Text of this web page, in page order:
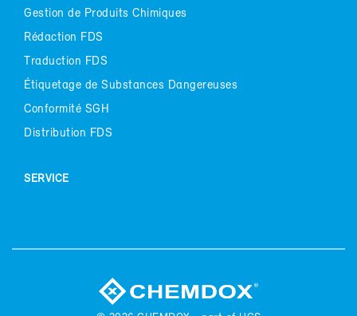
Ges­tion de Pro­duits Chi­miques
Ré­dac­tion FDS
Tra­duc­tion FDS
Éti­que­tage de Sub­stances Dan­ge­reuses
Confor­mi­té SGH
Dis­tri­bu­tion FDS
SER­VICE